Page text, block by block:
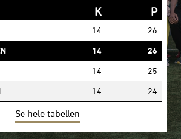
K P
14
26
14
26
14
25
14 24
Se hele tabellen